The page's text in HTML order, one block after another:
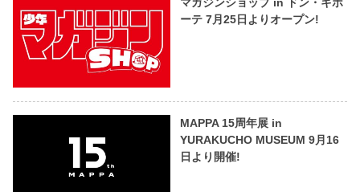
ーテ 7月25日よりオープン!
MAPPA 15周年展 in
YURAKUCHO MUSEUM 9月16
日より開催!